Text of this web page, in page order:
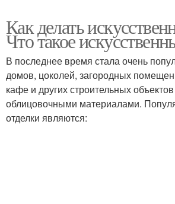
Как делать
Что такое
В последнее время стала очень
домов, цоколей, загородных
кафе и других строительных
облицовочными материалами.
отделки являются: